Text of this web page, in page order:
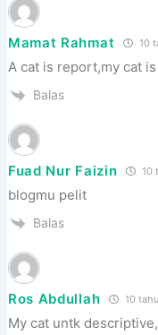
Mamat Rahmat 10
A cat is report,my cat
Balas
Fuad Nur Faizin 10
blogmu pelit
Balas
Ros Abdullah 10
My cat untk